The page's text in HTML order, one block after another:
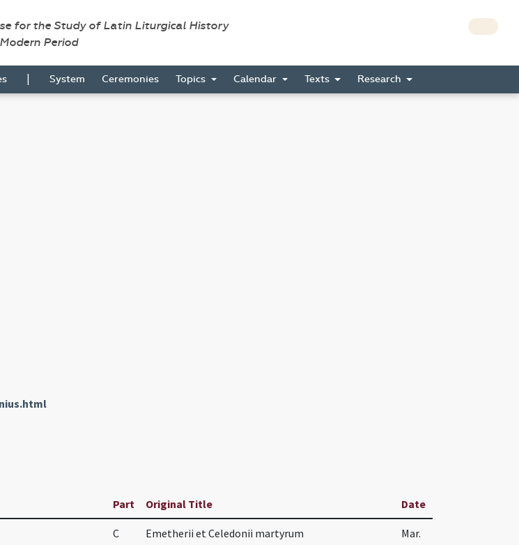
for the Study of Latin Liturgical History
Period
| System Ceremonies Topics Calendar Texts Research
Part Original Title Date
C Emetherii et Celedonii martyrum
Mar.